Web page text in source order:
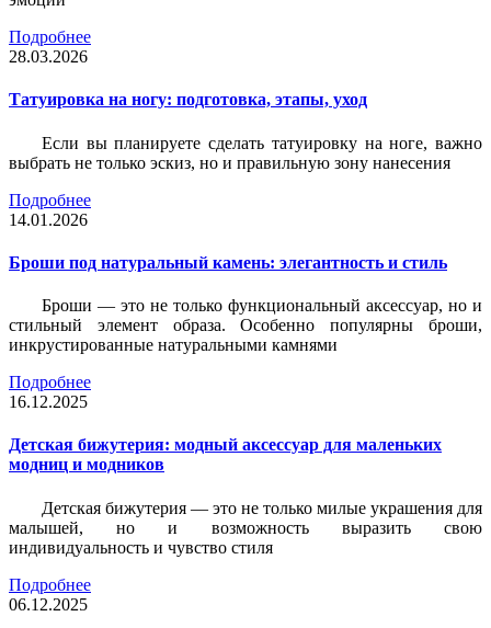
Подробнее
28.03.2026
Татуировка на ногу: подготовка, этапы, уход
Если вы планируете сделать татуировку на ноге, важно
выбрать не только эскиз, но и правильную зону нанесения
Подробнее
14.01.2026
Броши под натуральный камень: элегантность и стиль
Броши — это не только функциональный аксессуар, но и
стильный элемент образа. Особенно популярны броши,
инкрустированные натуральными камнями
Подробнее
16.12.2025
Детская бижутерия: модный аксессуар для маленьких
модниц и модников
Детская бижутерия — это не только милые украшения для
малышей, но и возможность выразить свою
индивидуальность и чувство стиля
Подробнее
06.12.2025